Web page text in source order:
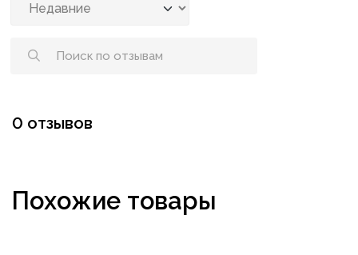
0 отзывов
Похожие товары